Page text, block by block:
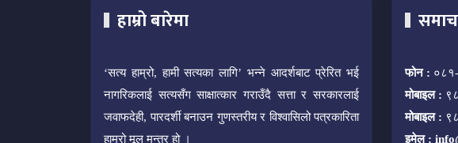
हाम्रो बारेमा
‘सत्य हाम्रो, हामी सत्यका लागि’ भन्ने आदर्शबाट प्रेरित भई
नागरिकलाई सत्यसँग साक्षात्कार गराउँदै सत्ता र सरकारलाई
जवाफदेही, पारदर्शी बनाउन गुणस्तरीय र विश्वासिलो पत्रकारिता
हाम्रो मूल मन्त्र हो ।
फोन :
मोबाइल :
मोबाइल :
इमेल :